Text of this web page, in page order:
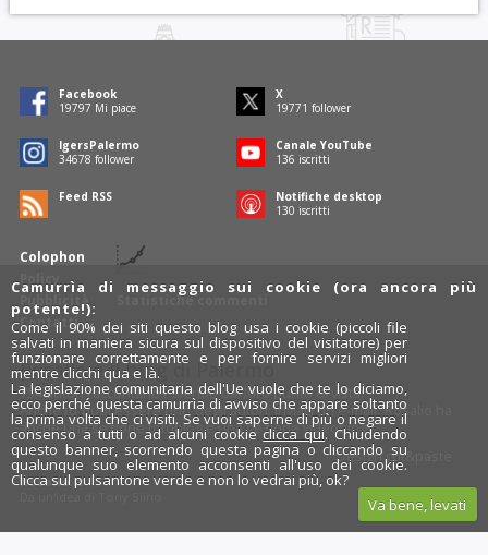
Colophon
Policy
Pubblicità
Contatti
Statistiche commenti
Facebook
19797 Mi piace
X
19771 follower
IgersPalermo
34678 follower
Canale YouTube
136 iscritti
Feed RSS
Notifiche desktop
130 iscritti
Rosalio è il blog di Palermo
754 autoriraccontano Palermo dal loro punto di vista.
Anche tu puoi essere uno degli autori: inviaci un' e-mail. Rosalio ha
anche una sezionefotobloge una sezionevideoblog.
Designcut&paste
Rosalio.it
x
Instagram
Camurrìa di messaggio sui cookie (ora ancora più
potente!):
Come il 90% dei siti questo blog usa i cookie (piccoli file
salvati in maniera sicura sul dispositivo del visitatore) per
funzionare correttamente e per fornire servizi migliori
mentre clicchi qua e là.
La legislazione comunitaria dell'Ue vuole che te lo diciamo,
ecco perché questa camurrìa di avviso che appare soltanto
la prima volta che ci visiti. Se vuoi saperne di più o negare il
consenso a tutti o ad alcuni cookie clicca qui. Chiudendo
questo banner, scorrendo questa pagina o cliccando su
qualunque suo elemento acconsenti all'uso dei cookie.
Clicca sul pulsantone verde e non lo vedrai più, ok?
Va bene, levati